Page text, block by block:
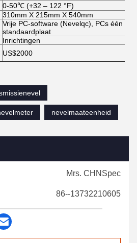
0-50℃ (+32 – 122 °F)
310mm X 215mm X 540mm
Vrije PC-software (Nevelqc), PCs één
standaardplaat
Inrichtingen
US$2000
nevelmaateenheid
Mrs. CHNSpec
86--13732210605